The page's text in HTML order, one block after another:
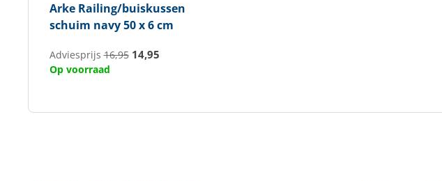
ArkeRailing/buiskussen
schuim navy 50 x 6 cm
Adviesprijs16,95 14,95
Op voorraad